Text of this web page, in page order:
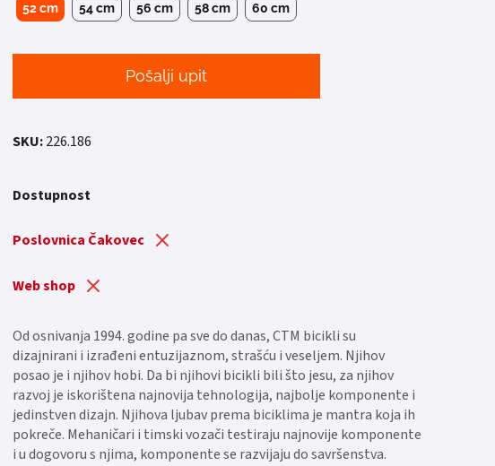
52 cm 54 cm 56 cm 58 cm 60 cm
Pošalji upit
SKU:226.186
Dostupnost
Poslovnica Čakovec
Web shop
Od osnivanja 1994. godine pa sve do danas, CTM bicikli su
dizajnirani i izrađeni entuzijaznom, strašću i veseljem. Njihov
posao je i njihov hobi. Da bi njihovi bicikli bili što jesu, za njihov
razvoj je iskorištena najnovija tehnologija, najbolje komponente i
jedinstven dizajn. Njihova ljubav prema biciklima je mantra koja ih
pokreče. Mehaničari i timski vozači testiraju najnovije komponente
i u dogovoru s njima, komponente se razvijaju do savršenstva.